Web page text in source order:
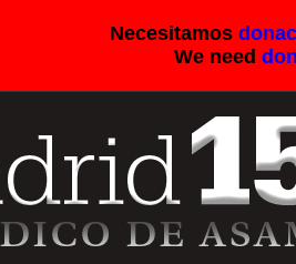
Necesitamos
We need